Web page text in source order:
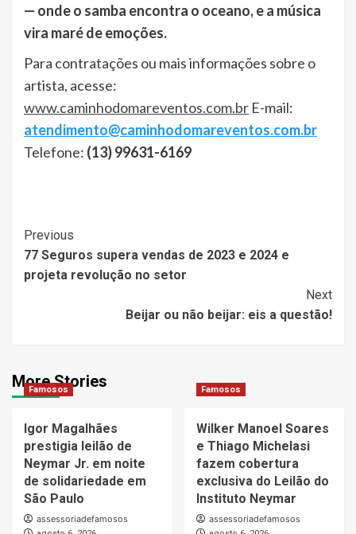
— onde o samba encontra o oceano, e a música
vira maré de emoções.
Para contratações ou mais informações sobre o
artista, acesse:
www.caminhodomareventos.com.br E-mail:
atendimento@caminhodomareventos.com.br
Telefone: (13) 99631-6169
Post
Navigation
Previous
77 Seguros supera vendas de 2023 e 2024 e
projeta revolução no setor
Next
Beijar ou não beijar: eis a questão!
More Stories
Famosos
Igor Magalhães
prestigia leilão de
Neymar Jr. em noite
de solidariedade em
São Paulo
assessoriadefamosos
Famosos
Wilker Manoel Soares
e Thiago Michelasi
fazem cobertura
exclusiva do Leilão do
Instituto Neymar
assessoriadefamosos